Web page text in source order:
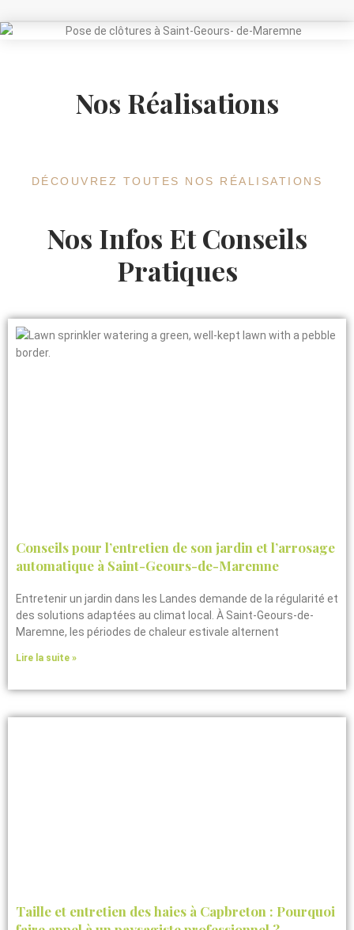
Nos Réalisations
DÉCOUVREZ TOUTES NOS RÉALISATIONS
Nos Infos Et Conseils
Pratiques
Conseils pour l’entretien de son jardin et l’arrosage
automatique à Saint-Geours-de-Maremne
Entretenir un jardin dans les Landes demande de la régularité et
des solutions adaptées au climat local. À Saint-Geours-de-
Maremne, les périodes de chaleur estivale alternent
Lire la suite »
Taille et entretien des haies à Capbreton : Pourquoi